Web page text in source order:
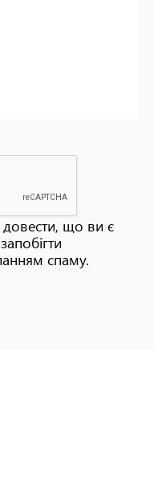
що ви є
спаму.